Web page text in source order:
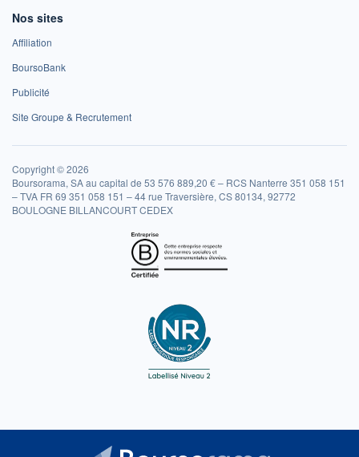
Nos sites
Affiliation
BoursoBank
Publicité
Site Groupe & Recrutement
Copyright © 2026
Boursorama, SA au capital de 53 576 889,20 € – RCS Nanterre 351 058 151
– TVA FR 69 351 058 151 – 44 rue Traversière, CS 80134, 92772
BOULOGNE BILLANCOURT CEDEX